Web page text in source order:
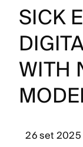
SICK
WITH
26 set 2025